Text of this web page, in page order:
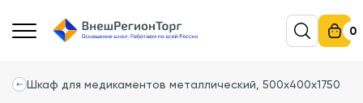
0
Шкаф для медикаментов металлический, 500х400х1750